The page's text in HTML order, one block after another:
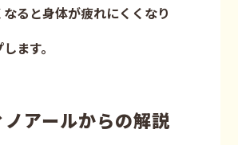
ると身体が疲れにくくなり
ます。
アールからの解説